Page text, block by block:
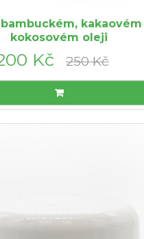
kokosovém oleji
Kč 250 Kč